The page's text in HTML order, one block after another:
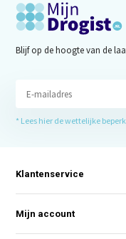
Blijf op de hoogte van de
* Lees hier de wettelijke
Klantenservice
Mijn account